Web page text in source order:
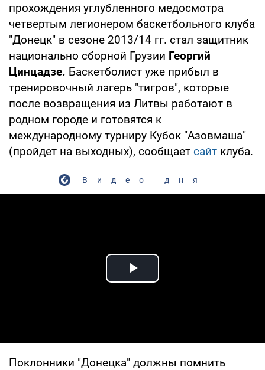
прохождения углубленного медосмотра
четвертым легионером баскетбольного клуба
"Донецк" в сезоне 2013/14 гг. стал защитник
национально сборной Грузии Георгий
Цинцадзе. Баскетболист уже прибыл в
тренировочный лагерь "тигров", которые
после возвращения из Литвы работают в
родном городе и готовятся к
международному турниру Кубок "Азовмаша"
(пройдет на выходных), сообщает сайт клуба.
Видео дня
Play Video
Поклонники "Донецка" должны помнить